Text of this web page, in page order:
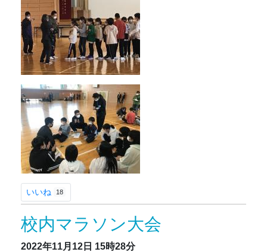
いいね 18
校内マラソン大会
2022年11月12日 15時28分